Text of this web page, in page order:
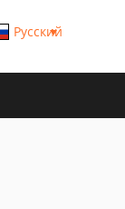
Русский